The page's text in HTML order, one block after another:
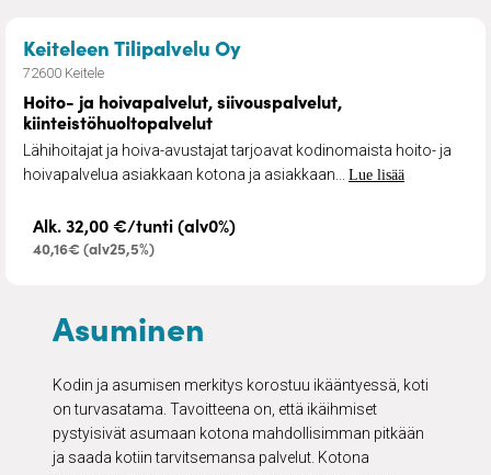
Keiteleen Tilipalvelu Oy– Hoito- ja hoivapalvelut,
72600 Keitele
Hoito- ja hoivapalvelut, siivouspalvelut,
kiinteistöhuoltopalvelut
Lähihoitajat ja hoiva-avustajat tarjoavat kodinomaista hoito- ja
hoivapalvelua asiakkaan kotona ja asiakkaan... Lue lisää
Alk. 32,00 €/tunti (alv0%)
40,16€ (alv25,5%)
Asuminen
Kodin ja asumisen merkitys korostuu ikääntyessä, koti
on turvasatama. Tavoitteena on, että ikäihmiset
pystyisivät asumaan kotona mahdollisimman pitkään
ja saada kotiin tarvitsemansa palvelut. Kotona